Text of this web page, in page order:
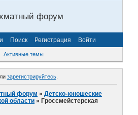
форум
Поиск Регистрация Войти
Активные темы
зарегистрируйтесь.
форум »Детско-юношеские
области »Гроссмейстерская